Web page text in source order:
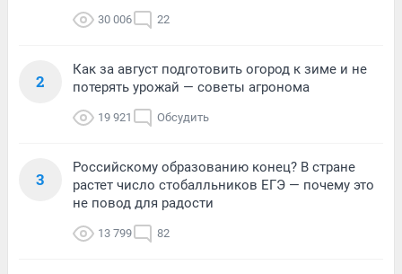
30 006 22
2
Как за август подготовить огород к зиме и не
потерять урожай — советы агронома
19 921 Обсудить
3
Российскому образованию конец? В стране
растет число стобалльников ЕГЭ — почему это
не повод для радости
13 799 82